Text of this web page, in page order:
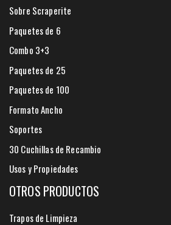
Sobre Scraperite
Paquetes de 6
Combo 3+3
Paquetes de 25
Paquetes de 100
Formato Ancho
Soportes
30 Cuchillas de Recambio
Usos y Propiedades
OTROS PRODUCTOS
Trapos de Limpieza